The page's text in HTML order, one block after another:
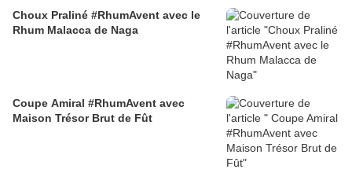
Choux Praliné #RhumAvent avec le
Rhum Malacca de Naga
Coupe Amiral #RhumAvent avec
Maison Trésor Brut de Fût